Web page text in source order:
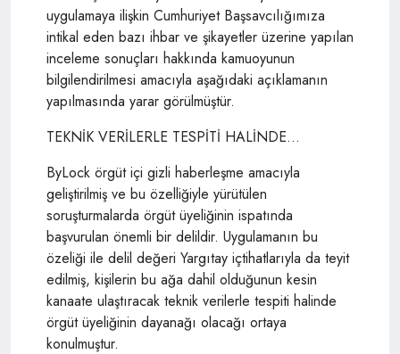
uygulamaya ilişkin Cumhuriyet Başsavcılığımıza
intikal eden bazı ihbar ve şikayetler üzerine yapılan
inceleme sonuçları hakkında kamuoyunun
bilgilendirilmesi amacıyla aşağıdaki açıklamanın
yapılmasında yarar görülmüştür.
TEKNİK VERİLERLE TESPİTİ HALİNDE...
ByLock örgüt içi gizli haberleşme amacıyla
geliştirilmiş ve bu özelliğiyle yürütülen
soruşturmalarda örgüt üyeliğinin ispatında
başvurulan önemli bir delildir. Uygulamanın bu
özeliği ile delil değeri Yargıtay içtihatlarıyla da teyit
edilmiş, kişilerin bu ağa dahil olduğunun kesin
kanaate ulaştıracak teknik verilerle tespiti halinde
örgüt üyeliğinin dayanağı olacağı ortaya
konulmuştur.